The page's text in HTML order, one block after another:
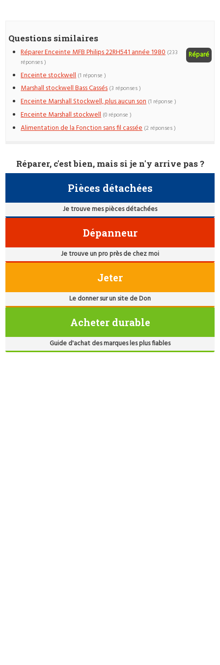
Questions similaires
Réparer Enceinte MFB Philips 22RH541 année 1980 Réparé
(233
réponses )
Enceinte stockwell (1 réponse )
Marshall stockwell Bass Cassés (3 réponses )
Enceinte Marshall Stockwell, plus aucun son (1 réponse )
Enceinte Marshall stockwell (0 réponse )
Alimentation de la Fonction sans fil cassée (2 réponses )
Réparer, c'est bien, mais si je n'y arrive pas ?
Pièces détachées
Je trouve mes pièces détachées
Dépanneur
Je trouve un pro près de chez moi
Jeter
Le donner sur un site de Don
Acheter durable
Guide d'achat des marques les plus fiables